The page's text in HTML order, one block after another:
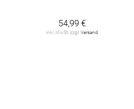
54,99 €
inkl. MwSt. zzgl.Versand